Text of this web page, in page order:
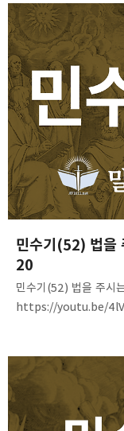
민수기(52) 법을
20
민수기(52) 법을 주시
https://youtu.be/